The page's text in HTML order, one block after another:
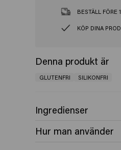
BESTÄLL FÖRE
KÖP DINA
Denna produkt är
GLUTENFRI SILIKONFRI
Ingredienser
Octylacrylamide/Acrylates/
Hur man använder